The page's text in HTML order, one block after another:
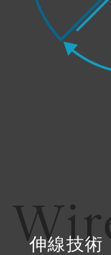
伸線技術